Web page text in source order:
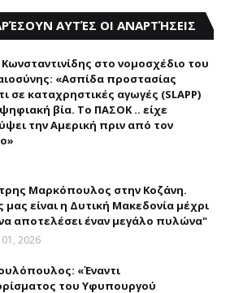
ΑΥΤΈΣ ΟΙ ΑΝΑΡΤΉΣΕΙΣ
στο νομοσχέδιο του
«Ασπίδα προστασίας
σε καταχρηστικές αγωγές (SLAPP)
ψηφιακή βία. Το ΠΑΣΟΚ .. είχε
την Αμερική πριν από τον
Μαρκόπουλος στην Κοζάνη.
μας είναι η Δυτική Μακεδονία μέχρι
να αποτελέσει έναν μεγάλο πυλώνα"
2026
«Έναντι
του Υφυπουργού